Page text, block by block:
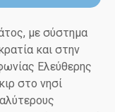
με σύστημα
και στην
Ελεύθερης
στο νησί